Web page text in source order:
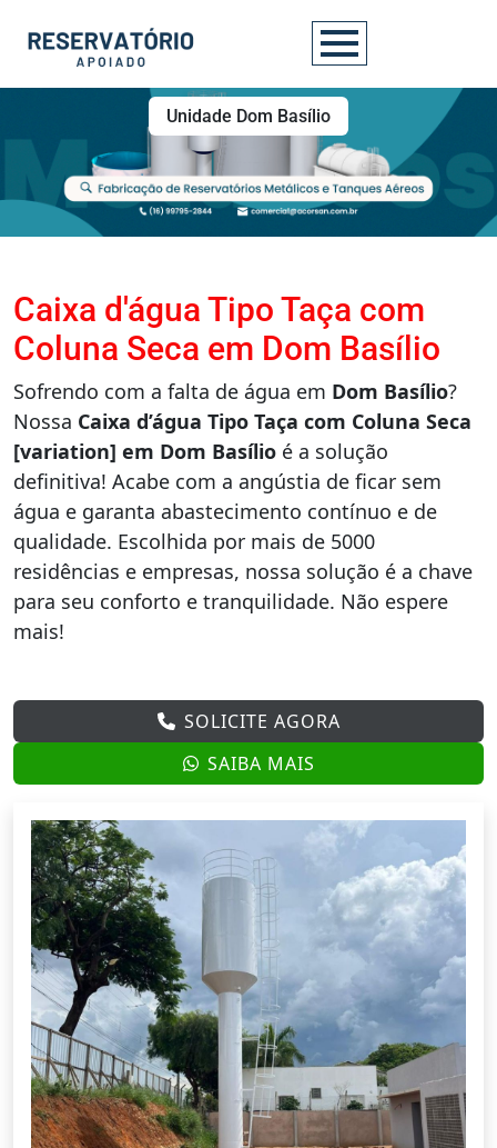
Unidade Dom Basílio
Caixa d'água Tipo Taça com
Coluna Seca em Dom Basílio
Sofrendo com a falta de água em Dom Basílio?
Nossa Caixa d’água Tipo Taça com Coluna Seca
[variation] em Dom Basílio é a solução
definitiva! Acabe com a angústia de ficar sem
água e garanta abastecimento contínuo e de
qualidade. Escolhida por mais de 5000
residências e empresas, nossa solução é a chave
para seu conforto e tranquilidade. Não espere
mais!
SOLICITE AGORA
SAIBA MAIS